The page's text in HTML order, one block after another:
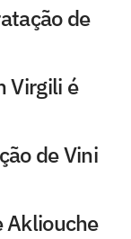
de
Virgili é
de Vini
Akliouche